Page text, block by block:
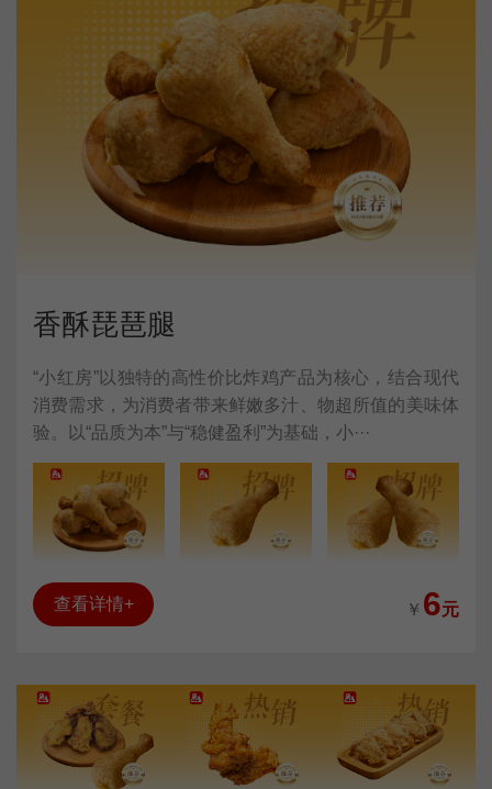
香酥琵琶腿
“小红房”以独特的高性价比炸鸡产品为核心，结合现代
消费需求，为消费者带来鲜嫩多汁、物超所值的美味体
验。以“品质为本”与“稳健盈利”为基础，小···
查看详情+ ￥ 6元